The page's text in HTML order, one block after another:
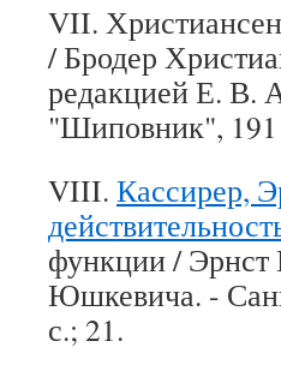
VII.
/ Бродер
редакцией Е. В.
"Шиповник",
VIII. Кассирер,
функции / Эрнст
Юшкевича. -
с.; 21.